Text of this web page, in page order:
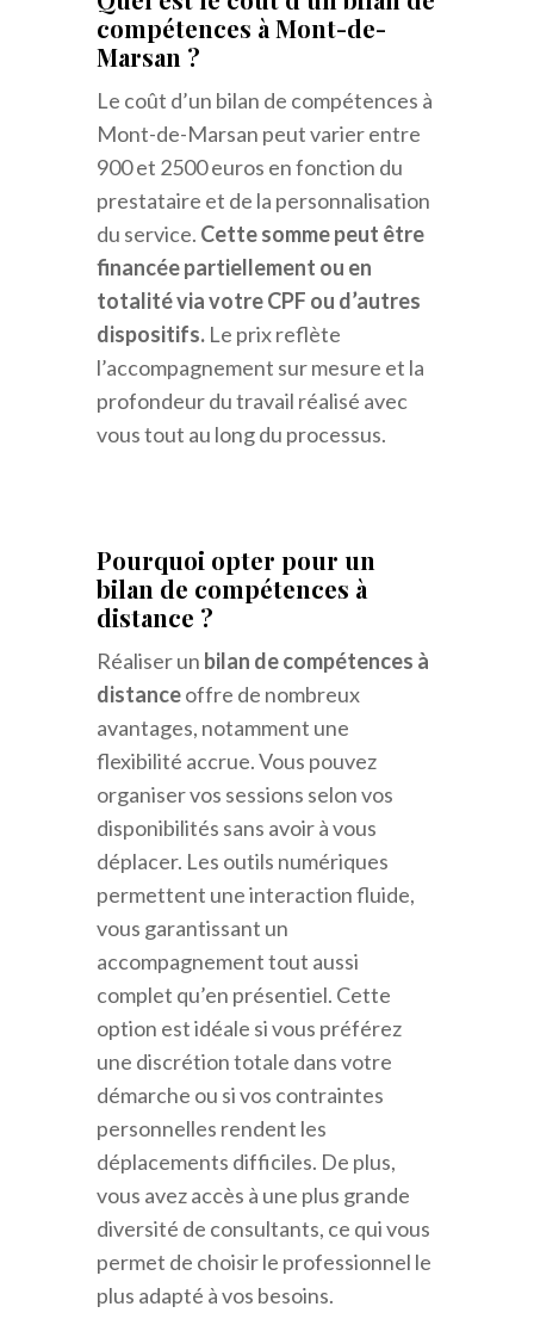
compétences à Mont-de-
Marsan ?
Le coût d’un bilan de compétences à
Mont-de-Marsan peut varier entre
900 et 2500 euros en fonction du
prestataire et de la personnalisation
du service. Cette somme peut être
financée partiellement ou en
totalité via votre CPF ou d’autres
dispositifs.Le prix reflète
l’accompagnement sur mesure et la
profondeur du travail réalisé avec
vous tout au long du processus.
Pourquoi opter pour un
bilan de compétences à
distance ?
Réaliser un bilan de compétences à
distanceoffre de nombreux
avantages, notamment une
flexibilité accrue. Vous pouvez
organiser vos sessions selon vos
disponibilités sans avoir à vous
déplacer. Les outils numériques
permettent une interaction fluide,
vous garantissant un
accompagnement tout aussi
complet qu’en présentiel. Cette
option est idéale si vous préférez
une discrétion totale dans votre
démarche ou si vos contraintes
personnelles rendent les
déplacements difficiles. De plus,
vous avez accès à une plus grande
diversité de consultants, ce qui vous
permet de choisir le professionnel le
plus adapté à vos besoins.